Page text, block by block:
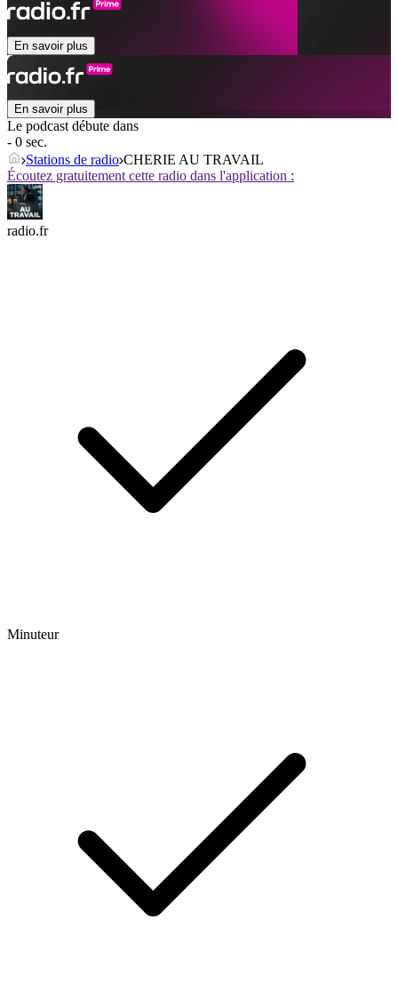
En savoir plus
En savoir plus
Le podcast débute dans
- 0 sec.
Stations de radio CHERIE AU TRAVAIL
Écoutez gratuitement cette radio dans l'application :
radio.fr
Minuteur